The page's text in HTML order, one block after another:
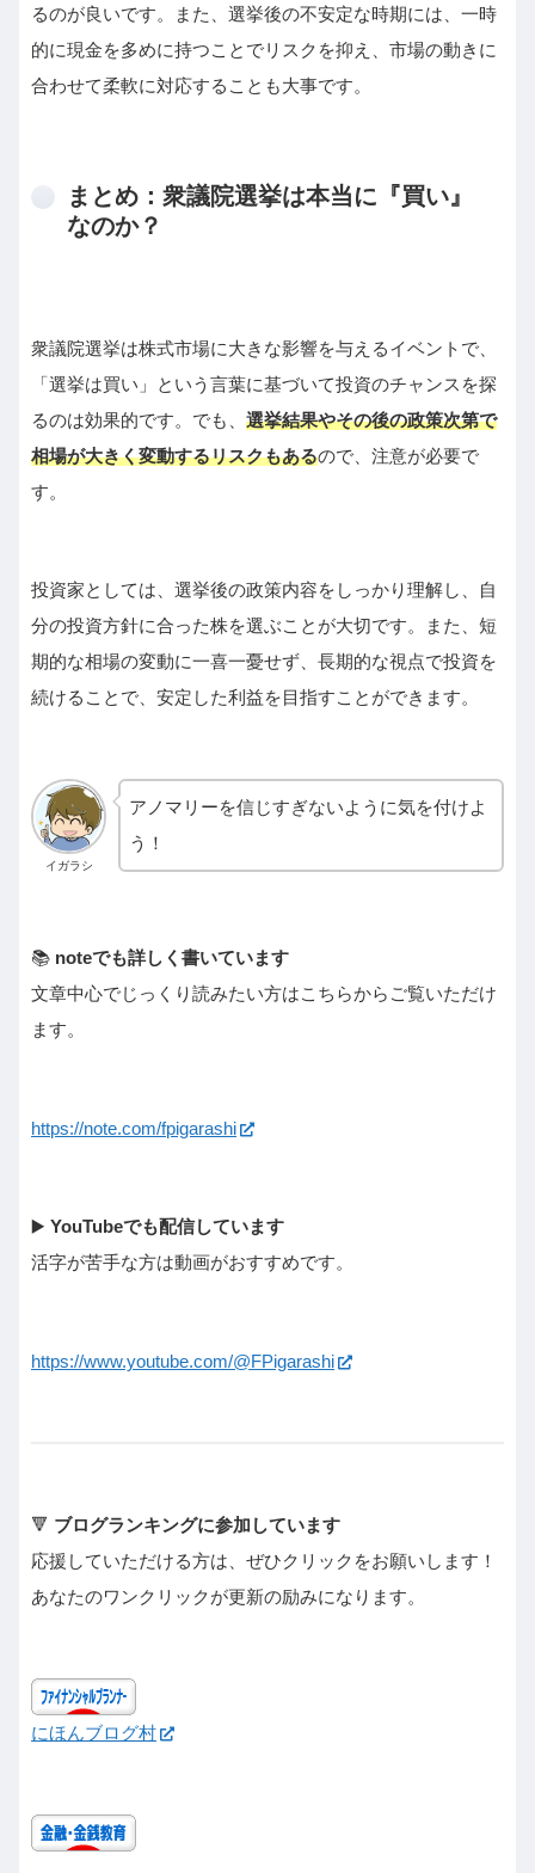
るのが良いです。また、選挙後の不安定な時期には、一時
的に現金を多めに持つことでリスクを抑え、市場の動きに
合わせて柔軟に対応することも大事です。
まとめ：衆議院選挙は本当に『買い』
なのか？
衆議院選挙は株式市場に大きな影響を与えるイベントで、
「選挙は買い」という言葉に基づいて投資のチャンスを探
るのは効果的です。でも、 選挙結果やその後の政策次第で
相場が大きく変動するリスクもあるので、注意が必要で
す。
投資家としては、選挙後の政策内容をしっかり理解し、自
分の投資方針に合った株を選ぶことが大切です。また、短
期的な相場の変動に一喜一憂せず、長期的な視点で投資を
続けることで、安定した利益を目指すことができます。
イガラシ
アノマリーを信じすぎないように気を付けよ
う！
📚 noteでも詳しく書いています
文章中心でじっくり読みたい方はこちらからご覧いただけ
ます。
https://note.com/fpigarashi
▶️ YouTubeでも配信しています
活字が苦手な方は動画がおすすめです。
https://www.youtube.com/@FPigarashi
🔻 ブログランキングに参加しています
応援していただける方は、ぜひクリックをお願いします！
あなたのワンクリックが更新の励みになります。
にほんブログ村